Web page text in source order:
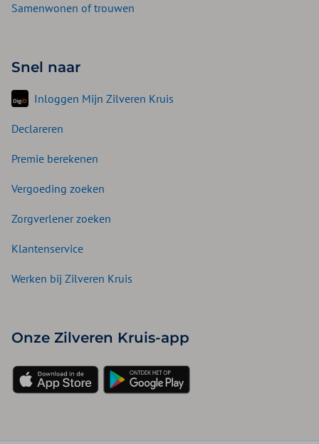
Samenwonen of trouwen
Snel naar
Inloggen Mijn Zilveren Kruis
Declareren
Premie berekenen
Vergoeding zoeken
Zorgverlener zoeken
Klantenservice
Werken bij Zilveren Kruis
Onze Zilveren Kruis-app